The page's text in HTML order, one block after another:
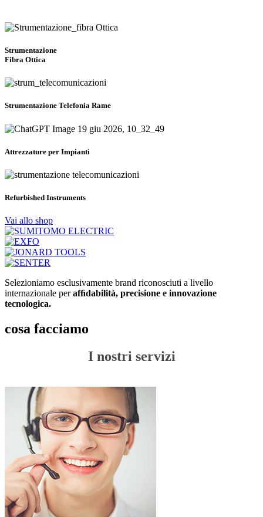
Strumentazione
Fibra Ottica
Strumentazione Telefonia Rame
Attrezzature per Impianti
Refurbished Instruments
Vai allo shop
Selezioniamo esclusivamente brand riconosciuti a livello
internazionale perafﬁdabilità, precisione e innovazione
tecnologica.
cosa facciamo
I nostri servizi